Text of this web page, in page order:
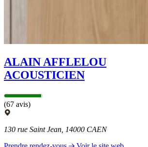
ALAIN AFFLELOU
ACOUSTICIEN
(67 avis)
130 rue Saint Jean, 14000 CAEN